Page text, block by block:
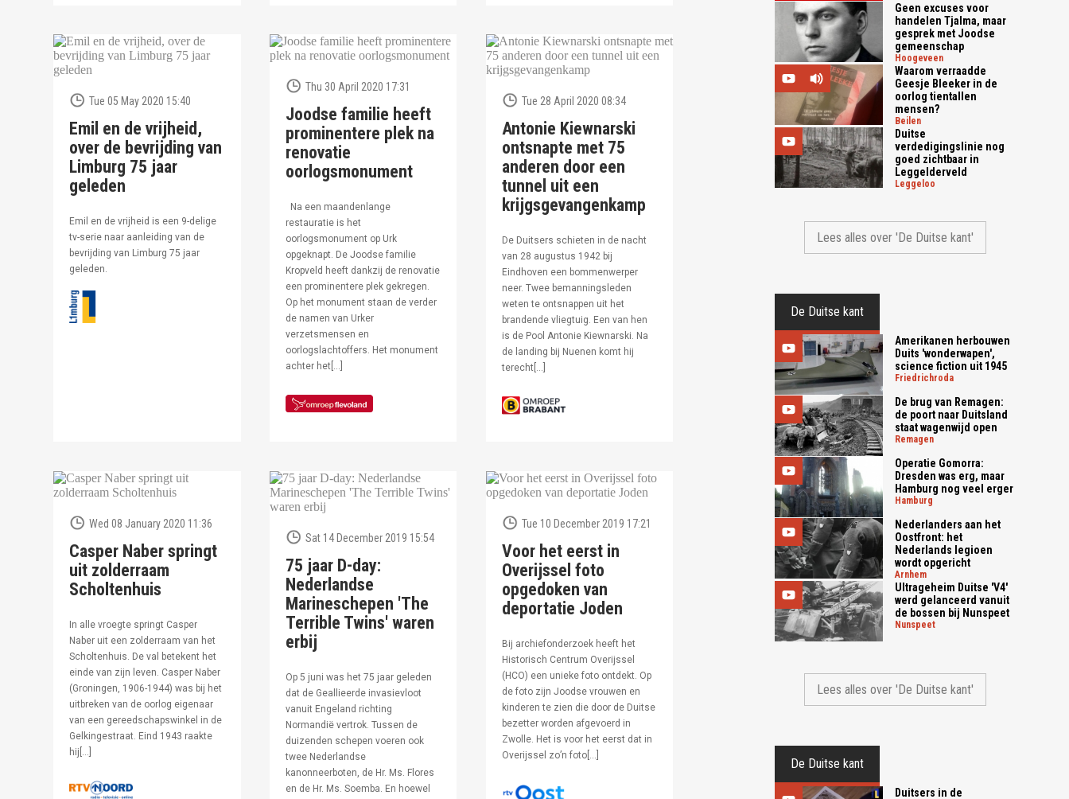
Tue 05 May 2020 15:40
Emil en de vrijheid,
over de bevrijding van
Limburg 75 jaar
geleden
Emil en de vrijheid is een 9-delige
tv-serie naar aanleiding van de
bevrijding van Limburg 75 jaar
geleden.
Thu 30 April 2020 17:31
Joodse familie heeft
prominentere plek na
renovatie
oorlogsmonument
Na een maandenlange
restauratie is het
oorlogsmonument op Urk
opgeknapt. De Joodse familie
Kropveld heeft dankzij de renovatie
een prominentere plek gekregen.
Op het monument staan de verder
de namen van Urker
verzetsmensen en
oorlogslachtoffers. Het monument
achter het[…]
Tue 28 April 2020 08:34
Antonie Kiewnarski
ontsnapte met 75
anderen door een
tunnel uit een
krijgsgevangenkamp
De Duitsers schieten in de nacht
van 28 augustus 1942 bij
Eindhoven een bommenwerper
neer. Twee bemanningsleden
weten te ontsnappen uit het
brandende vliegtuig. Een van hen
is de Pool Antonie Kiewnarski. Na
de landing bij Nuenen komt hij
terecht[…]
Wed 08 January 2020 11:36
Casper Naber springt
uit zolderraam
Scholtenhuis
In alle vroegte springt Casper
Naber uit een zolderraam van het
Scholtenhuis. De val betekent het
einde van zijn leven. Casper Naber
(Groningen, 1906-1944) was bij het
uitbreken van de oorlog eigenaar
van een gereedschapswinkel in de
Gelkingestraat. Eind 1943 raakte
hij[…]
Sat 14 December 2019 15:54
75 jaar D-day:
Nederlandse
Marineschepen 'The
Terrible Twins' waren
erbij
Op 5 juni was het 75 jaar geleden
dat de Geallieerde invasievloot
vanuit Engeland richting
Normandië vertrok. Tussen de
duizenden schepen voeren ook
twee Nederlandse
kanonneerboten, de Hr. Ms. Flores
en de Hr. Ms. Soemba. En hoewel
Tue 10 December 2019 17:21
Voor het eerst in
Overijssel foto
opgedoken van
deportatie Joden
Bij archiefonderzoek heeft het
Historisch Centrum Overijssel
(HCO) een unieke foto ontdekt. Op
de foto zijn Joodse vrouwen en
kinderen te zien die door de Duitse
bezetter worden afgevoerd in
Zwolle. Het is voor het eerst dat in
Overijssel zo’n foto[…]
Geen excuses voor
handelen Tjalma, maar
gesprek met Joodse
gemeenschap
hoogeveen
Waarom verraadde
Geesje Bleeker in de
oorlog tientallen
mensen?
beilen
Duitse
verdedigingslinie nog
goed zichtbaar in
Leggelderveld
leggeloo
Lees alles over 'De Duitse kant'
De Duitse kant
Amerikanen herbouwen
Duits 'wonderwapen',
science fiction uit 1945
friedrichroda
De brug van Remagen:
de poort naar Duitsland
staat wagenwijd open
remagen
Operatie Gomorra:
Dresden was erg, maar
Hamburg nog veel erger
hamburg
Nederlanders aan het
Oostfront: het
Nederlands legioen
wordt opgericht
arnhem
Ultrageheim Duitse 'V4'
werd gelanceerd vanuit
de bossen bij Nunspeet
nunspeet
Lees alles over 'De Duitse kant'
De Duitse kant
Duitsers in de